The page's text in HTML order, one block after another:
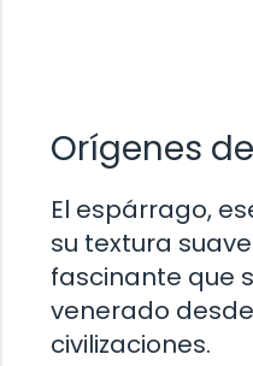
Orígenes
El espárrago,
su textura
fascinante que
venerado
civilizaciones.